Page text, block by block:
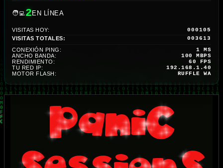
🧑‍💻2EN LÍNEA
VISITAS HOY:
000105
VISITAS TOTALES:
003613
CONEXIÓN PING:
1 MS
ANCHO BANDA:
100 MBPS
RENDIMIENTO:
57 FPS
TU RED IP:
192.168.1.40
MOTOR FLASH:
RUFFLE WA